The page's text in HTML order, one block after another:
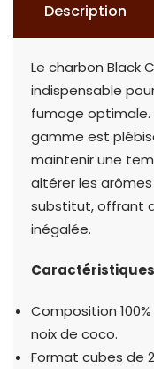
Description
Le charbon Black
indispensable
fumage
gamme est
maintenir une
altérer les
substitut, offrant
inégalée.
Composition
noix de coco.
Format cubes de